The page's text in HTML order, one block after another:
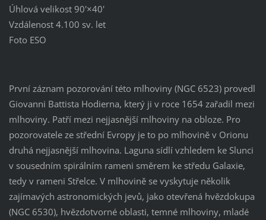
Úhlová velikost 90'×40'
Vzdálenost 4.100 sv. let
Foto ESO
První záznam pozorování této mlhoviny (NGC 6523) provedl
Giovanni Battista Hodierna, který ji v roce 1654 zařadil mezi
mlhoviny. Patří mezi nejjasnější mlhoviny na obloze. Pro
pozorovatele ze střední Evropy je to po mlhovině v Orionu
druhá nejjasnější mlhovina. Laguna sídlí vzhledem ke Slunci
v sousedním spirálním rameni směrem ke středu Galaxie,
tedy v rameni Střelce. V mlhovině se vyskytuje několik
zajímavých astronomických jevů, jako otevřená hvězdokupa
(NGC 6530), hvězdotvorné oblasti, temné mlhoviny, mladé